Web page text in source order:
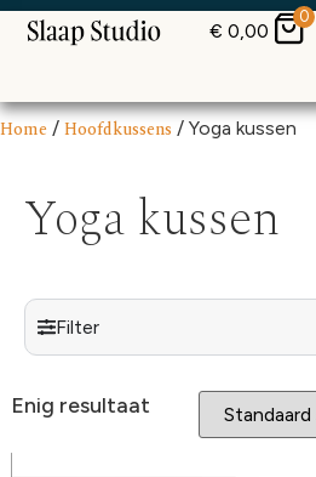
€ 0,00
0
Home / Hoofdkussens / Yoga kussen
Yoga kussen
Filter
Enig resultaat